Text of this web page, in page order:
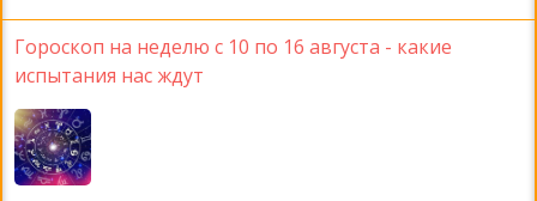
Гороскоп на неделю с 10 по 16 августа - какие
испытания нас ждут